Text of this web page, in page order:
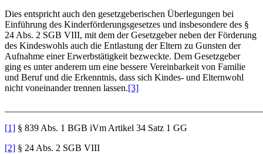
Dies entspricht auch den gesetzgeberischen Überlegungen bei
Einführung des Kinderförderungsgesetzes und insbesondere des §
24 Abs. 2 SGB VIII, mit dem der Gesetzgeber neben der Förderung
des Kindeswohls auch die Entlastung der Eltern zu Gunsten der
Aufnahme einer Erwerbstätigkeit bezweckte. Dem Gesetzgeber
ging es unter anderem um eine bessere Vereinbarkeit von Familie
und Beruf und die Erkenntnis, dass sich Kindes- und Elternwohl
nicht voneinander trennen lassen.[3]
[1] § 839 Abs. 1 BGB iVm Artikel 34 Satz 1 GG
[2] § 24 Abs. 2 SGB VIII